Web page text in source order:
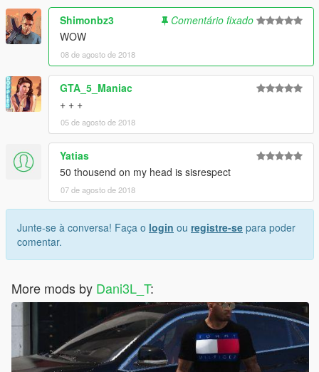
Shimonbz3
Comentário fixado
WOW
08 de agosto de 2018
GTA_5_Maniac
+ + +
05 de agosto de 2018
Yatias
50 thousend on my head is sisrespect
07 de agosto de 2018
Junte-se à conversa! Faça o login ou registre-se para poder
comentar.
More mods by Dani3L_T: